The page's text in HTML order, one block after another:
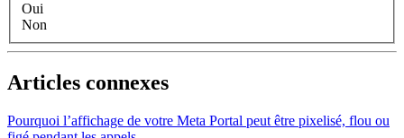
Oui
Non
Articles connexes
Pourquoi l’affichage de votre Meta Portal peut être pixelisé, flou ou